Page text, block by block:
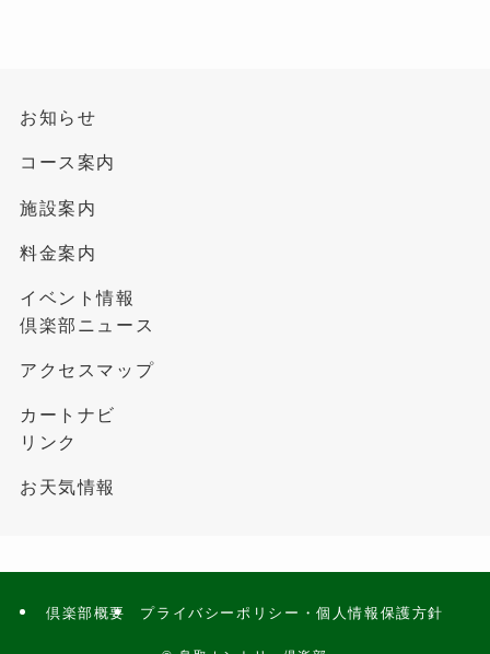
お知らせ
コース案内
施設案内
料金案内
イベント情報
倶楽部ニュース
アクセスマップ
カートナビ
リンク
お天気情報
倶楽部概要 プライバシーポリシー・個人情報保護方針